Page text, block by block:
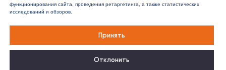
функционирования сайта, проведения ретаргетинга, а также статистических
исследований и обзоров.
Принять
Отклонить